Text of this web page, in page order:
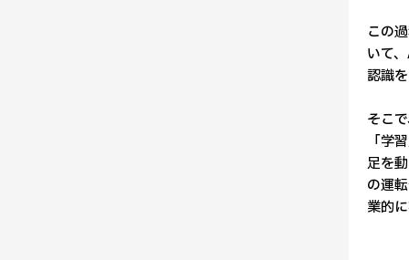
この
いて
認識
そこ
「学
足を
の運
業的